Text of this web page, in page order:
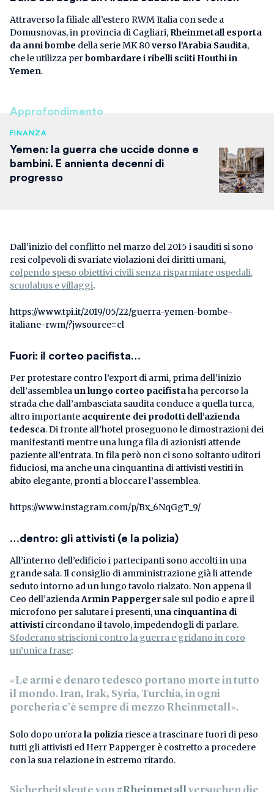
Attraverso la filiale all’estero RWM Italia con sede a
Domusnovas, in provincia di Cagliari, Rheinmetall esporta
da anni bombe della serie MK 80verso l’Arabia Saudita,
che le utilizza perbombardare i ribelli sciiti Houthi in
Yemen.
Approfondimento
FINANZA
Yemen: la guerra che uccide donne e
bambini. E annienta decenni di
progresso
Dall’inizio del conflitto nel marzo del 2015 i sauditi si sono
resi colpevoli di svariate violazioni dei diritti umani,
colpendo speso obiettivi civili senza risparmiare ospedali,
scuolabus e villaggi.
https://www.tpi.it/2019/05/22/guerra-yemen-bombe-
italiane-rwm/?jwsource=cl
Fuori: il corteo pacifista…
Per protestare contro l’export di armi, prima dell’inizio
dell’assembleaun lungo corteo pacifistaha percorso la
strada che dall’ambasciata saudita conduce a quella turca,
altro importante acquirente dei prodotti dell’azienda
tedesca. Di fronte all’hotel proseguono le dimostrazioni dei
manifestanti mentre una lunga fila di azionisti attende
paziente all’entrata. In fila però non ci sono soltanto uditori
fiduciosi, ma anche una cinquantina di attivisti vestiti in
abito elegante, pronti a bloccare l’assemblea.
https://www.instagram.com/p/Bx_6NqGgT_9/
…dentro: gli attivisti (e la polizia)
All’interno dell’edificio i partecipanti sono accolti in una
grande sala. Il consiglio di amministrazione già li attende
seduto intorno ad un lungo tavolo rialzato. Non appena il
Ceo dell’aziendaArmin Papperger sale sul podio e apre il
microfono per salutare i presenti,una cinquantina di
attivisti circondano il tavolo, impedendogli di parlare.
Sfoderano striscioni contro la guerra e gridano in coro
un’unica frase:
«Le armi e denaro tedesco portano morte in tutto
il mondo. Iran, Irak, Syria, Turchia, in ogni
porcheria c’è sempre di mezzo Rheinmetall».
Solo dopo un’orala polizia riesce a trascinare fuori di peso
tutti gli attivisti ed Herr Papperger è costretto a procedere
con la sua relazione in estremo ritardo.